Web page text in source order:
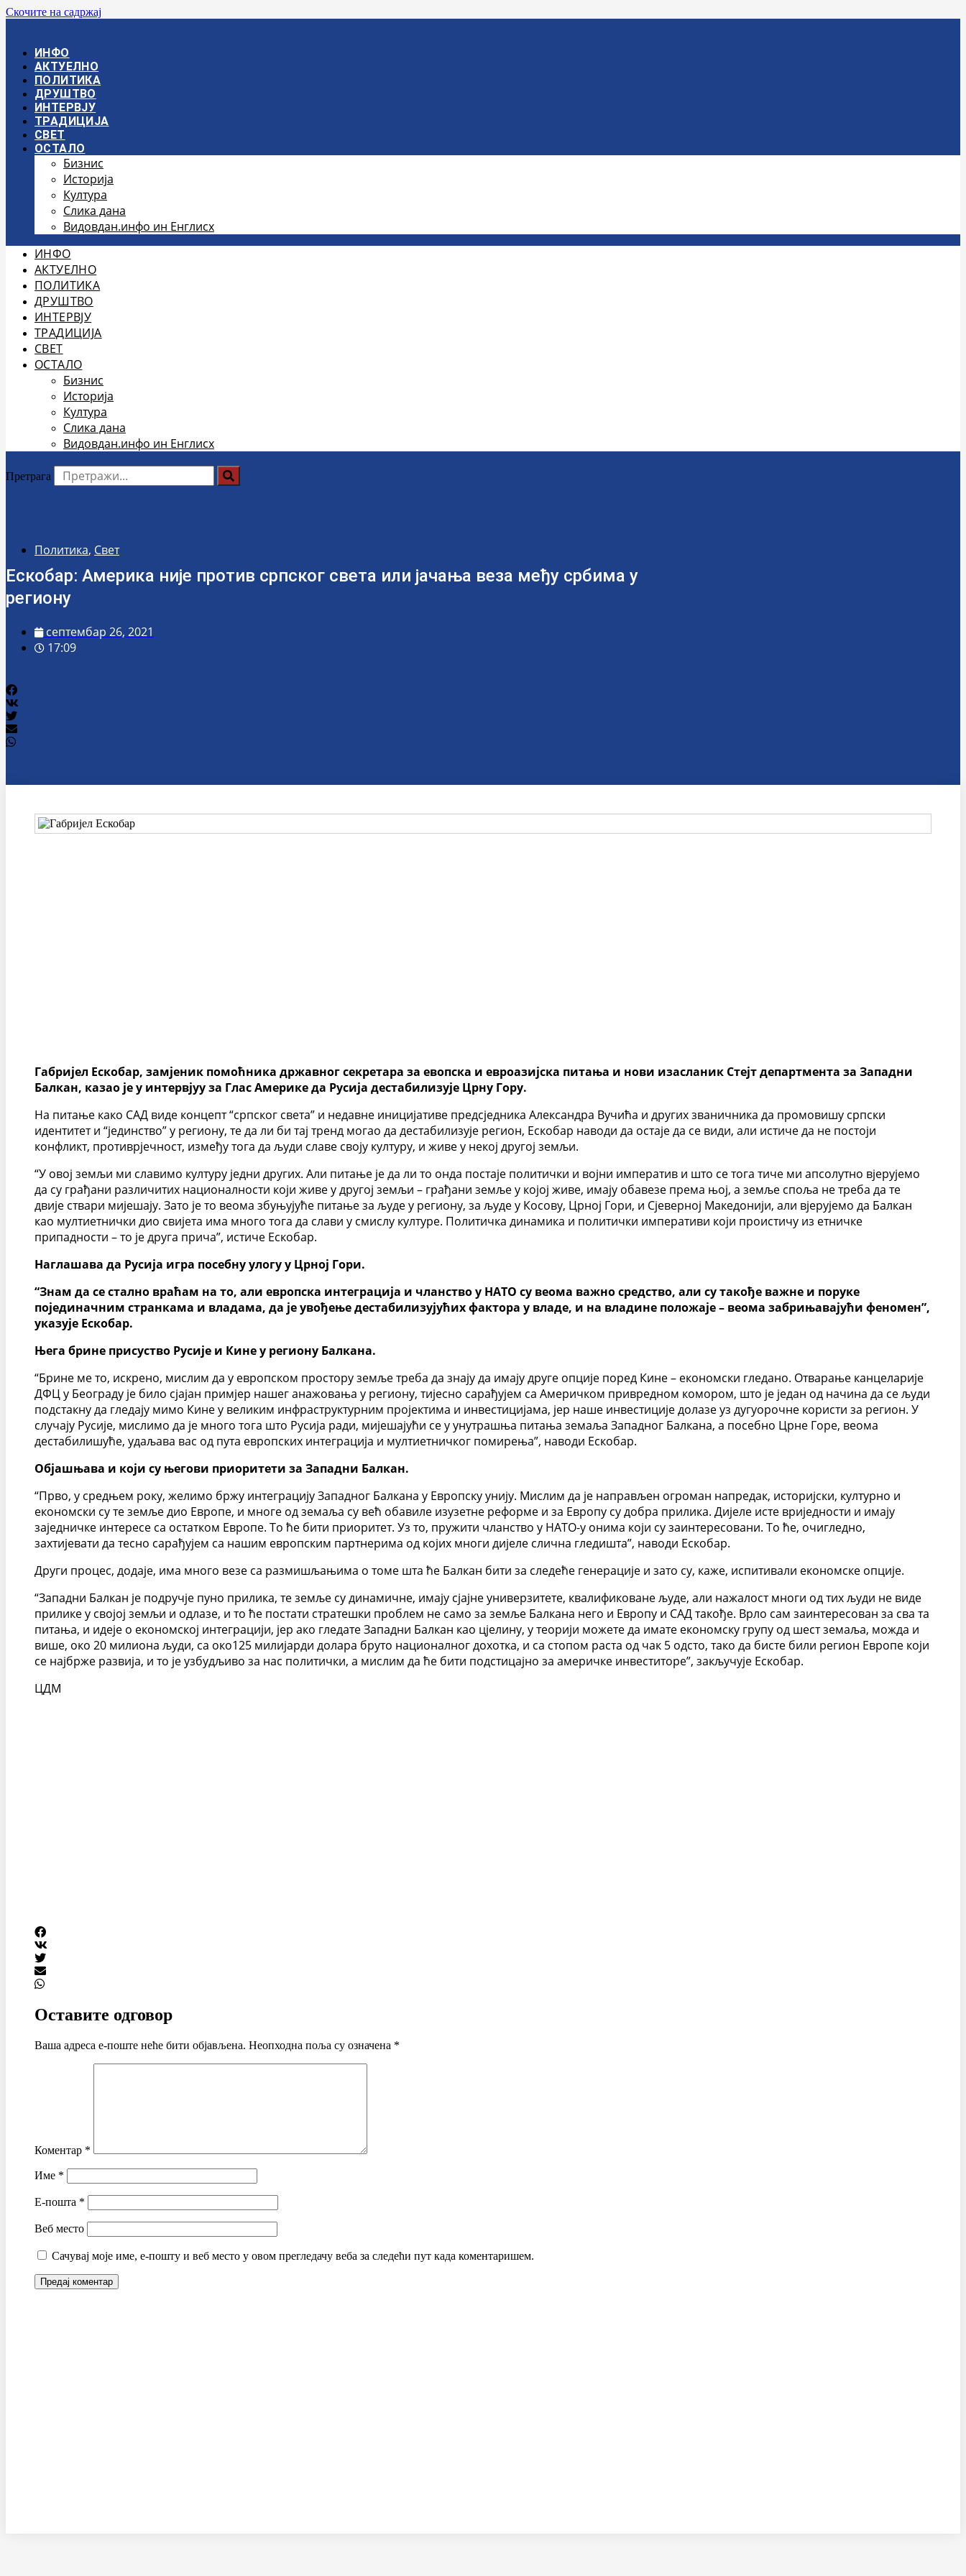
Скочите на садржај
ИНФО
АКТУЕЛНО
ПОЛИТИКА
ДРУШТВО
ИНТЕРВЈУ
ТРАДИЦИЈА
СВЕТ
ОСТАЛО
Бизнис
Историја
Култура
Слика дана
Видовдан.инфо ин Енглисх
ИНФО
АКТУЕЛНО
ПОЛИТИКА
ДРУШТВО
ИНТЕРВЈУ
ТРАДИЦИЈА
СВЕТ
ОСТАЛО
Бизнис
Историја
Култура
Слика дана
Видовдан.инфо ин Енглисх
Претрага
Политика, Свет
Ескобар: Америка није против српског света или јачања веза међу србима у
региону
септембар 26, 2021
17:09
Габријел Ескобар, замјеник помоћника државног секретара за евопска и евроазијска питања и нови изасланик Стејт департмента за Западни
Балкан, казао је у интервјуу за Глас Америке да Русија дестабилизује Црну Гору.
На питање како САД виде концепт “српског света” и недавне иницијативе предсједника Александра Вучића и других званичника да промовишу српски
идентитет и “јединство” у региону, те да ли би тај тренд могао да дестабилизује регион, Ескобар наводи да остаје да се види, али истиче да не постоји
конфликт, противрјечност, између тога да људи славе своју културу, и живе у некој другој земљи.
“У овој земљи ми славимо културу једни других. Али питање је да ли то онда постаје политички и војни императив и што се тога тиче ми апсолутно вјерујемо
да су грађани различитих националности који живе у другој земљи – грађани земље у којој живе, имају обавезе према њој, а земље споља не треба да те
двије ствари мијешају. Зато је то веома збуњујуће питање за људе у региону, за људе у Косову, Црној Гори, и Сјеверној Македонији, али вјерујемо да Балкан
као мултиетнички дио свијета има много тога да слави у смислу културе. Политичка динамика и политички императиви који проистичу из етничке
припадности – то је друга прича”, истиче Ескобар.
Наглашава да Русија игра посебну улогу у Црној Гори.
“Знам да се стално враћам на то, али европска интеграција и чланство у НАТО су веома важно средство, али су такође важне и поруке
појединачним странкама и владама, да је увођење дестабилизујућих фактора у владе, и на владине положаје – веома забрињавајући феномен”,
указује Ескобар.
Њега брине присуство Русије и Кине у региону Балкана.
“Брине ме то, искрено, мислим да у европском простору земље треба да знају да имају друге опције поред Кине – економски гледано. Отварање канцеларије
ДФЦ у Београду је било сјајан примјер нашег анажовања у региону, тијесно сарађујем са Америчком привредном комором, што је један од начина да се људи
подстакну да гледају мимо Кине у великим инфраструктурним пројектима и инвестицијама, јер наше инвестиције долазе уз дугуорочне користи за регион. У
случају Русије, мислимо да је много тога што Русија ради, мијешајући се у унутрашња питања земаља Западног Балкана, а посебно Црне Горе, веома
дестабилишуће, удаљава вас од пута европских интеграција и мултиетничког помирења”, наводи Ескобар.
Објашњава и који су његови приоритети за Западни Балкан.
“Прво, у средњем року, желимо бржу интеграцију Западног Балкана у Европску унију. Мислим да је направљен огроман напредак, историјски, културно и
економски су те земље дио Европе, и многе од земаља су већ обавиле изузетне реформе и за Европу су добра прилика. Дијеле исте вриједности и имају
заједничке интересе са остатком Европе. То ће бити приоритет. Уз то, пружити чланство у НАТО-у онима који су заинтересовани. То ће, очигледно,
захтијевати да тесно сарађујем са нашим европским партнерима од којих многи дијеле слична гледишта”, наводи Ескобар.
Други процес, додаје, има много везе са размишљањима о томе шта ће Балкан бити за следеће генерације и зато су, каже, испитивали економске опције.
“Западни Балкан је подручје пуно прилика, те земље су динамичне, имају сјајне универзитете, квалификоване људе, али нажалост многи од тих људи не виде
прилике у својој земљи и одлазе, и то ће постати стратешки проблем не само за земље Балкана него и Европу и САД такође. Врло сам заинтересован за сва та
питања, и идеје о економској интеграцији, јер ако гледате Западни Балкан као цјелину, у теорији можете да имате економску групу од шест земаља, можда и
више, око 20 милиона људи, са око125 милијарди долара бруто националног дохотка, и са стопом раста од чак 5 одсто, тако да бисте били регион Европе који
се најбрже развија, и то је узбудљиво за нас политички, а мислим да ће бити подстицајно за америчке инвеститоре”, закључује Ескобар.
ЦДМ
Оставите одговор
Ваша адреса е-поште неће бити објављена. Неопходна поља су означена *
Коментар *
Име *
Е-пошта *
Веб место
Сачувај моје име, е-пошту и веб место у овом прегледачу веба за следећи пут када коментаришем.